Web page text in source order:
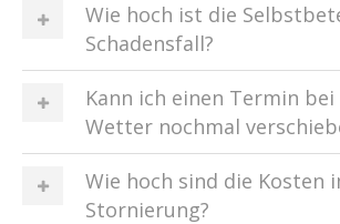
Wie hoch ist die
Schadensfall?
Kann ich einen Termin
Wetter nochmal
Wie hoch sind die Kosten
Stornierung?